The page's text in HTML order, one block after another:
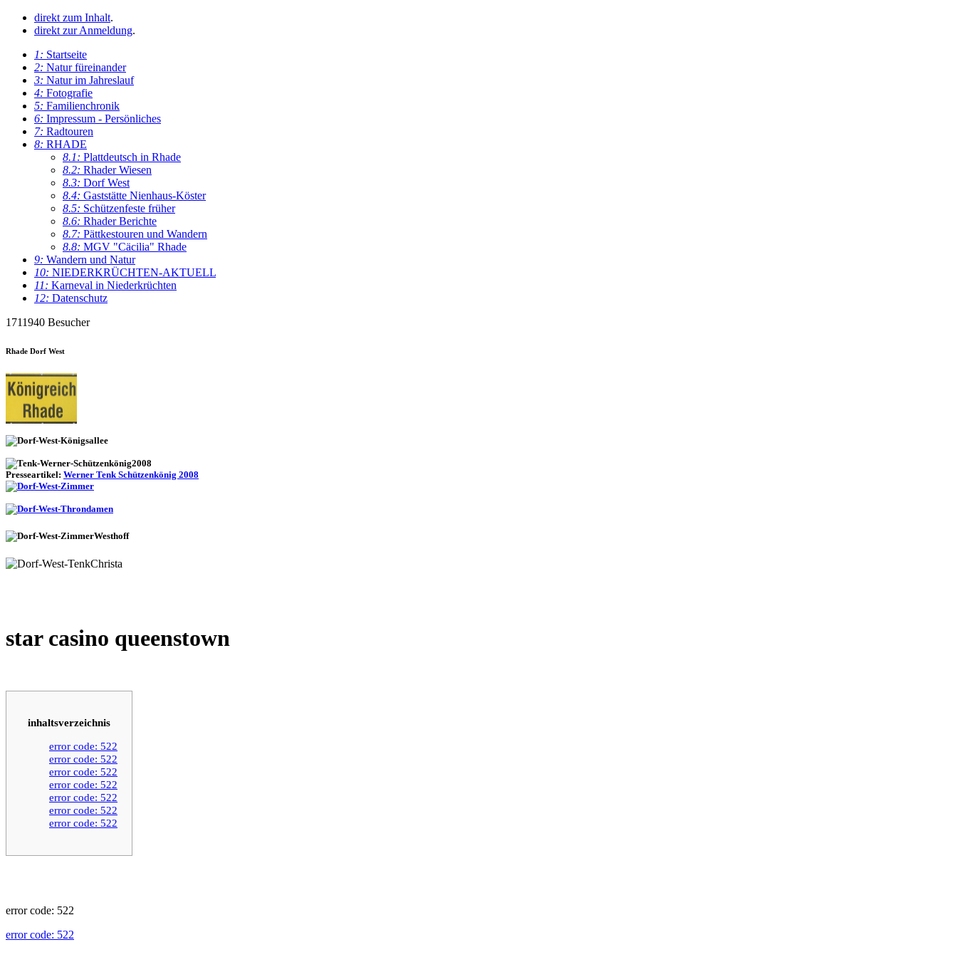
direkt zum Inhalt.
direkt zur Anmeldung.
1: Startseite
2: Natur füreinander
3: Natur im Jahreslauf
4: Fotografie
5: Familienchronik
6: Impressum - Persönliches
7: Radtouren
8: RHADE
8.1: Plattdeutsch in Rhade
8.2: Rhader Wiesen
8.3: Dorf West
8.4: Gaststätte Nienhaus-Köster
8.5: Schützenfeste früher
8.6: Rhader Berichte
8.7: Pättkestouren und Wandern
8.8: MGV "Cäcilia" Rhade
9: Wandern und Natur
10: NIEDERKRÜCHTEN-AKTUELL
11: Karneval in Niederkrüchten
12: Datenschutz
1711940 Besucher
Rhade Dorf West
Presseartikel: Werner Tenk Schützenkönig 2008
star casino queenstown
inhaltsverzeichnis
error code: 522
error code: 522
error code: 522
error code: 522
error code: 522
error code: 522
error code: 522
error code: 522
error code: 522